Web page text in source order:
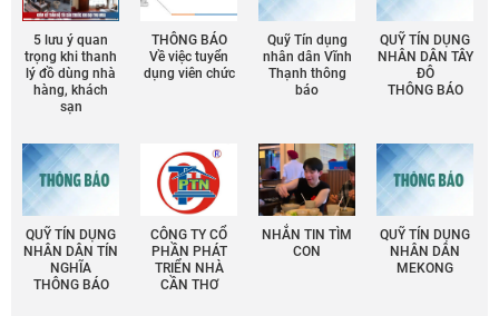
5 lưu ý quan
trọng khi thanh
lý đồ dùng nhà
hàng, khách
sạn
THÔNG BÁO
Về việc tuyển
dụng viên chức
Quỹ Tín dụng
nhân dân Vĩnh
Thạnh thông
báo
QUỸ TÍN DỤNG
NHÂN DÂN TÂY
ĐÔ
THÔNG BÁO
QUỸ TÍN DỤNG
NHÂN DÂN TÍN
NGHĨA
THÔNG BÁO
CÔNG TY CỔ
PHẦN PHÁT
TRIỂN NHÀ
CẦN THƠ
NHẮN TIN TÌM
CON
QUỸ TÍN DỤNG
NHÂN DÂN
MEKONG